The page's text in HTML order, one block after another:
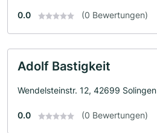
0.0 (0 Bewertungen)
Adolf Bastigkeit
Wendelsteinstr. 12, 42699 Solingen
0.0 (0 Bewertungen)